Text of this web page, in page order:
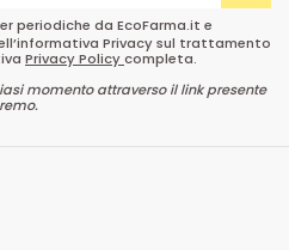
periodiche da EcoFarma.it e
Privacy sul trattamento
Privacy Policycompleta.
momento attraverso il link presente